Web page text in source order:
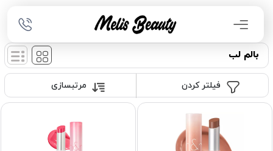
بالم لب
مرتبسازی فیلتر کردن